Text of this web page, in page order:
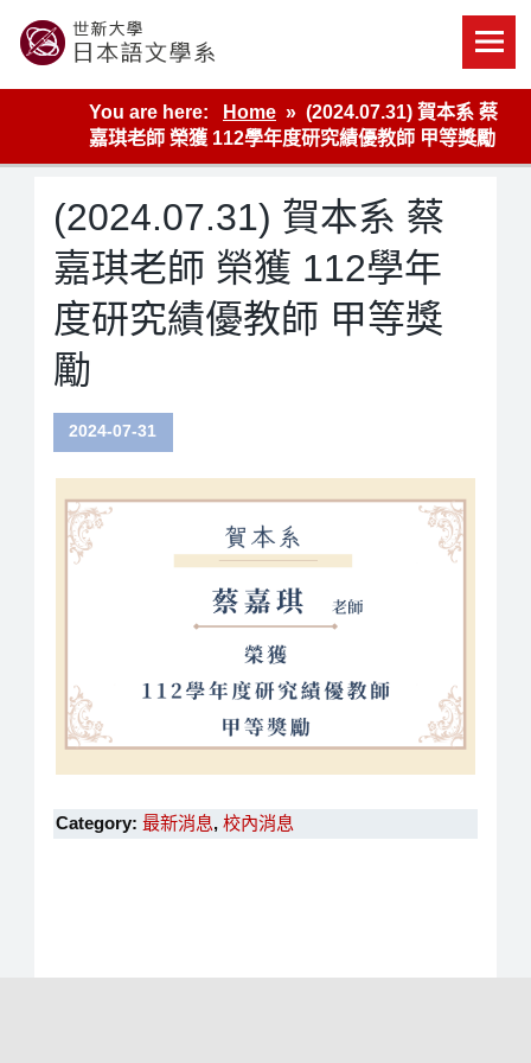
content
世新大學教學單位的網站
You are here:
Home
(2024.07.31) 賀本系 蔡
嘉琪老師 榮獲 112學年度研究績優教師 甲等獎勵
(2024.07.31) 賀本系 蔡
嘉琪老師 榮獲 112學年
度研究績優教師 甲等獎
勵
2024-07-31
Category: 最新消息, 校內消息